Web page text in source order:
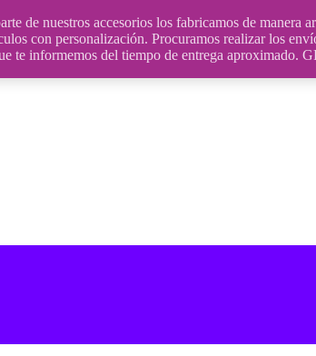
nuestros accesorios los fabricamos de manera
con personalización. Procuramos realizar los
te informemos del tiempo de entrega